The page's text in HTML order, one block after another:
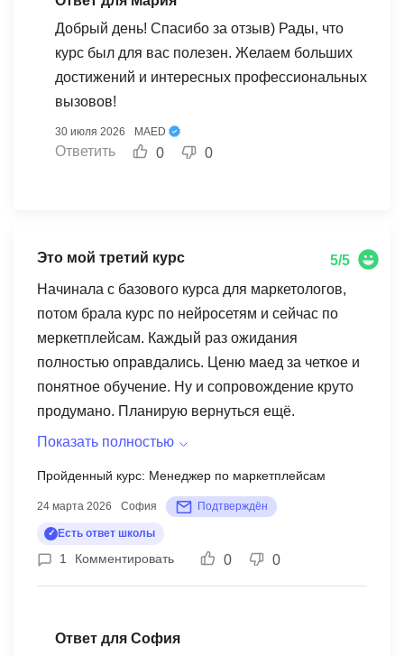
направление. Рекомендую maed для
сотрудничества.
непонятно. Еще нравится, что к урокам есть
дополнительные материалы, задания подробно
разбирают, а школа регулярно проводит
применяю полученные знания в работе,
чувствую себя более уверено и вижу результат.
Добрый день! Спасибо за отзыв) Рады, что
курс был для вас полезен. Желаем больших
достижений и интересных профессиональных
вызовов!
30 июля 2026 MAED
Ответить 0 0
Это мой третий курс
5/5
Начинала с базового курса для маркетологов,
потом брала курс по нейросетям и сейчас по
меркетплейсам. Каждый раз ожидания
полностью оправдались. Ценю маед за четкое и
понятное обучение. Ну и сопровождение круто
продумано. Планирую вернуться ещё.
Показать полностью
Пройденный курс: Менеджер по маркетплейсам
24 марта 2026 София Подтверждён
Есть ответ школы
1 Комментировать 0 0
Ответ для София